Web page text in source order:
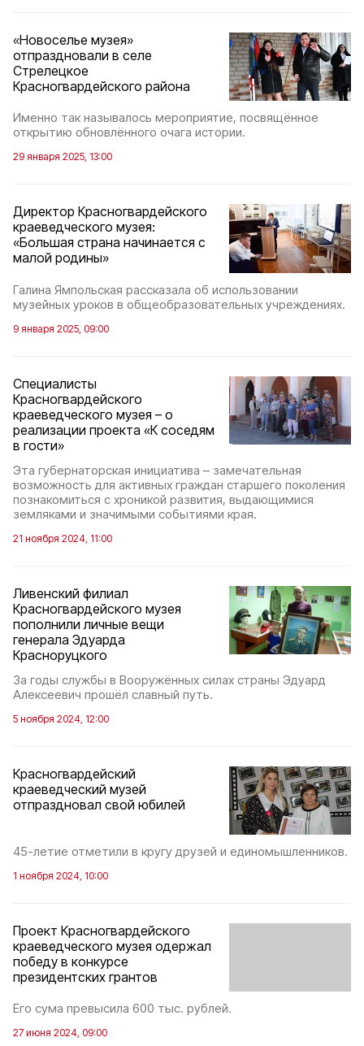
«Новоселье музея»
отпраздновали в селе
Стрелецкое
Красногвардейского района
Именно так называлось мероприятие, посвящённое
открытию обновлённого очага истории.
29 января 2025, 13:00
Директор Красногвардейского
краеведческого музея:
«Большая страна начинается с
малой родины»
Галина Ямпольская рассказала об использовании
музейных уроков в общеобразовательных учреждениях.
9 января 2025, 09:00
Специалисты
Красногвардейского
краеведческого музея – о
реализации проекта «К соседям
в гости»
Эта губернаторская инициатива – замечательная
возможность для активных граждан старшего поколения
познакомиться с хроникой развития, выдающимися
земляками и значимыми событиями края.
21 ноября 2024, 11:00
Ливенский филиал
Красногвардейского музея
пополнили личные вещи
генерала Эдуарда
Красноруцкого
За годы службы в Вооружённых силах страны Эдуард
Алексеевич прошёл славный путь.
5 ноября 2024, 12:00
Красногвардейский
краеведческий музей
отпраздновал свой юбилей
45-летие отметили в кругу друзей и единомышленников.
1 ноября 2024, 10:00
Проект Красногвардейского
краеведческого музея одержал
победу в конкурсе
президентских грантов
Его сума превысила 600 тыс. рублей.
27 июня 2024, 09:00